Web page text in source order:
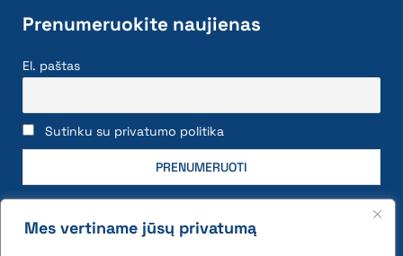
Mes vertiname jūsų privatumą
Prenumeruokite naujienas
El. paštas
Sutinku su privatumo politika